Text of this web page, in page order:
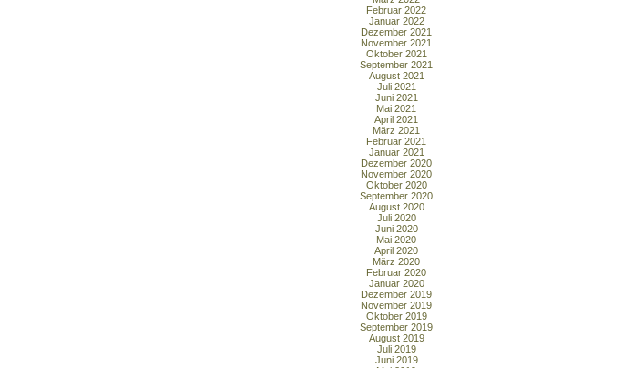
Februar 2022
Januar 2022
Dezember 2021
November 2021
Oktober 2021
September 2021
August 2021
Juli 2021
Juni 2021
Mai 2021
April 2021
März 2021
Februar 2021
Januar 2021
Dezember 2020
November 2020
Oktober 2020
September 2020
August 2020
Juli 2020
Juni 2020
Mai 2020
April 2020
März 2020
Februar 2020
Januar 2020
Dezember 2019
November 2019
Oktober 2019
September 2019
August 2019
Juli 2019
Juni 2019